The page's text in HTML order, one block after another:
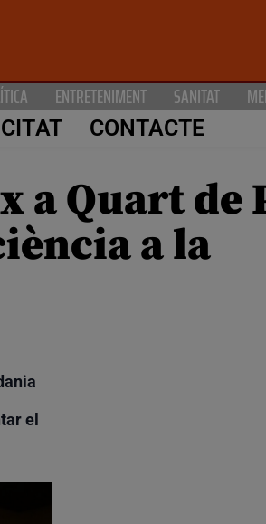
ENTRETENIMENT SANITAT
CONTACTE
a Quart de
a la
el